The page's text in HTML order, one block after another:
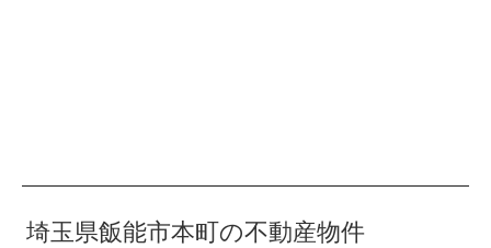
埼玉県飯能市本町の不動産物件